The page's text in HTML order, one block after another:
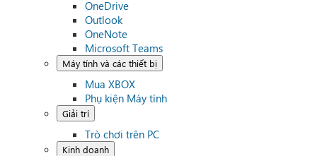
OneDrive
Outlook
OneNote
Microsoft Teams
Máy tính và các thiết bị
Mua XBOX
Phụ kiện Máy tính
Giải trí
Trò chơi trên PC
Kinh doanh